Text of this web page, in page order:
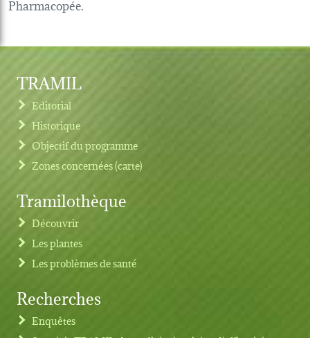
Pharmacopée.
Footer menu
TRAMIL
Editorial
Historique
Objectif du programme
Zones concernées (carte)
Tramilothèque
Découvrir
Les plantes
Les problèmes de santé
Recherches
Enquêtes